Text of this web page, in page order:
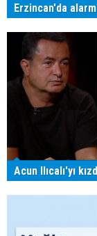
Erzincan'da
Acun Ilıcalı'yı